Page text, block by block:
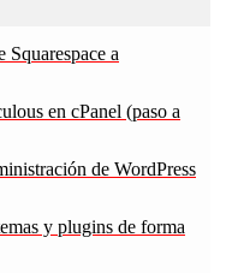
a
en cPanel (paso a
de WordPress
y plugins de forma